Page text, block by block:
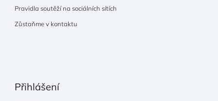
Pravidla soutěží na sociálních sítích
Zůstaňme v kontaktu
Přihlášení